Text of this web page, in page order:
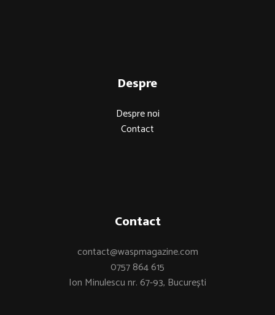
Despre
Despre noi
Contact
Contact
contact@waspmagazine.com
0757 864 615
Ion Minulescu nr. 67-93, București